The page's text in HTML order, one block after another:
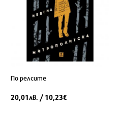
По релсите
20,01лв. / 10,23€